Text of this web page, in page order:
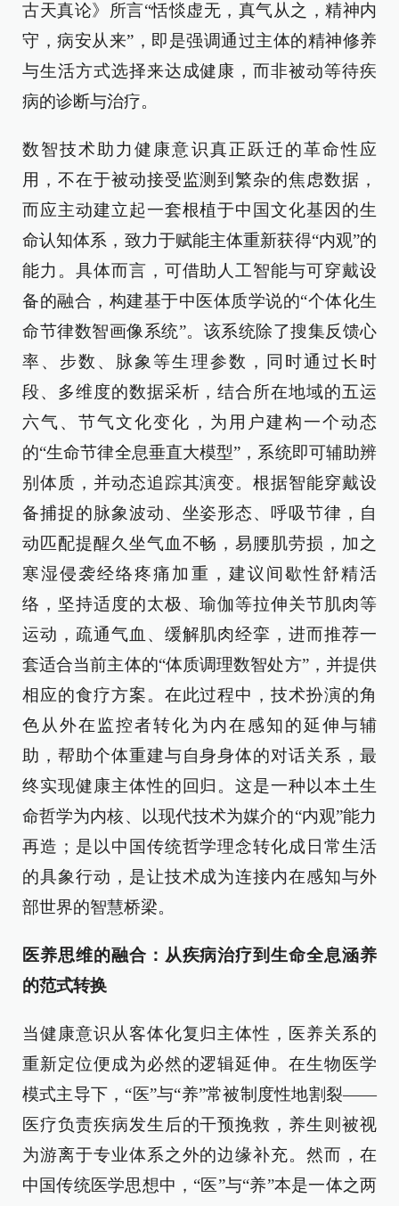
古天真论》所言“恬惔虚无，真气从之，精神内
守，病安从来”，即是强调通过主体的精神修养
与生活方式选择来达成健康，而非被动等待疾
病的诊断与治疗。
数智技术助力健康意识真正跃迁的革命性应
用，不在于被动接受监测到繁杂的焦虑数据，
而应主动建立起一套根植于中国文化基因的生
命认知体系，致力于赋能主体重新获得“内观”的
能力。具体而言，可借助人工智能与可穿戴设
备的融合，构建基于中医体质学说的“个体化生
命节律数智画像系统”。该系统除了搜集反馈心
率、步数、脉象等生理参数，同时通过长时
段、多维度的数据采析，结合所在地域的五运
六气、节气文化变化，为用户建构一个动态
的“生命节律全息垂直大模型”，系统即可辅助辨
别体质，并动态追踪其演变。根据智能穿戴设
备捕捉的脉象波动、坐姿形态、呼吸节律，自
动匹配提醒久坐气血不畅，易腰肌劳损，加之
寒湿侵袭经络疼痛加重，建议间歇性舒精活
络，坚持适度的太极、瑜伽等拉伸关节肌肉等
运动，疏通气血、缓解肌肉经挛，进而推荐一
套适合当前主体的“体质调理数智处方”，并提供
相应的食疗方案。在此过程中，技术扮演的角
色从外在监控者转化为内在感知的延伸与辅
助，帮助个体重建与自身身体的对话关系，最
终实现健康主体性的回归。这是一种以本土生
命哲学为内核、以现代技术为媒介的“内观”能力
再造；是以中国传统哲学理念转化成日常生活
的具象行动，是让技术成为连接内在感知与外
部世界的智慧桥梁。
医养思维的融合：从疾病治疗到生命全息涵养
的范式转换
当健康意识从客体化复归主体性，医养关系的
重新定位便成为必然的逻辑延伸。在生物医学
模式主导下，“医”与“养”常被制度性地割裂——
医疗负责疾病发生后的干预挽救，养生则被视
为游离于专业体系之外的边缘补充。然而，在
中国传统医学思想中，“医”与“养”本是一体之两